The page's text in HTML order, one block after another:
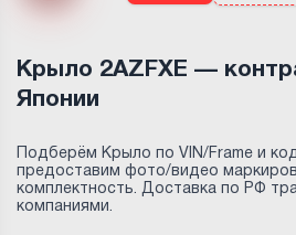
Крыло 2AZFXE —
Японии
Подберём Крыло по VIN/Frame и
предоставим фото/видео
комплектность. Доставка по РФ
компаниями.